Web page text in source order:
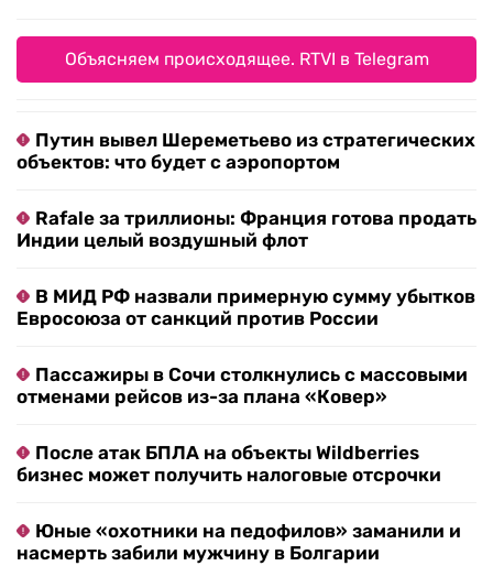
Объясняем происходящее. RTVI в Telegram
Путин вывел Шереметьево из стратегических
объектов: что будет с аэропортом
Rafale за триллионы: Франция готова продать
Индии целый воздушный флот
В МИД РФ назвали примерную сумму убытков
Евросоюза от санкций против России
Пассажиры в Сочи столкнулись с массовыми
отменами рейсов из-за плана «Ковер»
После атак БПЛА на объекты Wildberries
бизнес может получить налоговые отсрочки
Юные «охотники на педофилов» заманили и
насмерть забили мужчину в Болгарии